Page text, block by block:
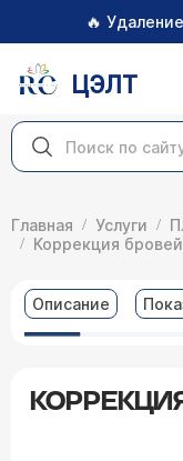
🔥
ЦЭЛТ
Главная Услуги
Коррекция бровей
Описание